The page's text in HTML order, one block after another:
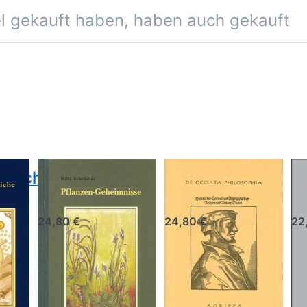
gekauft haben, haben auch gekauft
Pflanzen-
Geheimnisse
24,80 €
De Occulta
Philosophia
24,80 €